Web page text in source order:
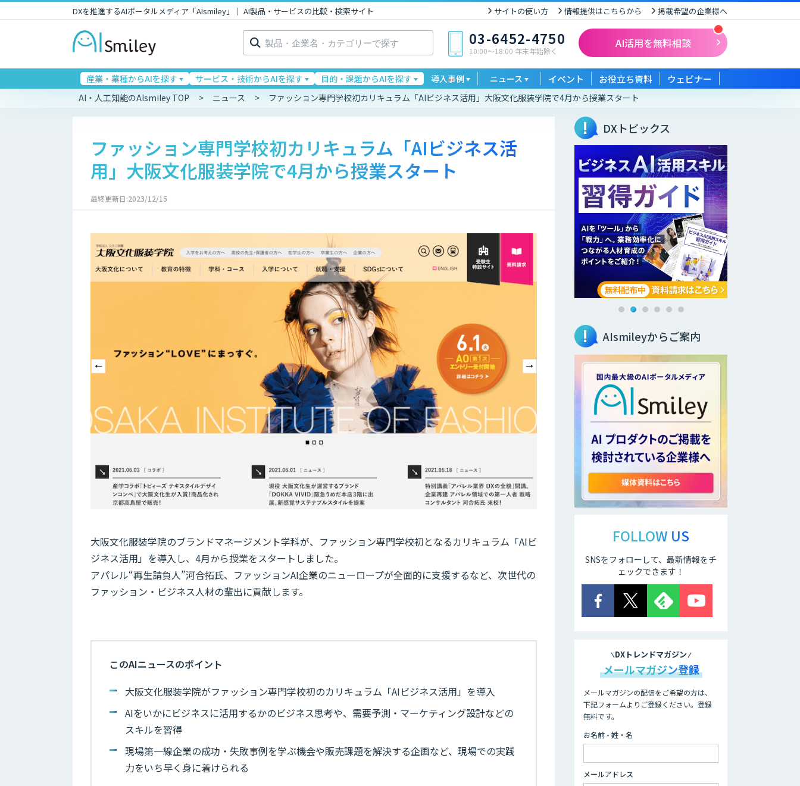
DXを推進するAIポータルメディア「AIsmiley」｜ AI製品・サービスの比較・検索サイト サイトの使い方 情報提供はこちらから 掲載希望の企業様へ
検
索: 03-6452-4750
10:00〜18:00 年末年始除く
AI活用を無料相談
産業・業種からAIを探す サービス・技術からAIを探す 目的・課題からAIを探す 導入事例 ニュース イベント お役立ち資料 ウェビナー
AI・人工知能のAIsmiley TOP ニュース ファッション専門学校初カリキュラム「AIビジネス活用」大阪文化服装学院で4月から授業スタート
ファッション専門学校初カリキュラム「AIビジネス活
用」大阪文化服装学院で4月から授業スタート
最終更新日:2023/12/15
大阪文化服装学院のブランドマネージメント学科が、ファッション専門学校初となるカリキュラム「AIビ
ジネス活用」を導入し、4月から授業をスタートしました。
アパレル“再生請負人”河合拓氏、ファッションAI企業のニューロープが全面的に支援するなど、次世代の
ファッション・ビジネス人材の輩出に貢献します。
このAIニュースのポイント
大阪文化服装学院がファッション専門学校初のカリキュラム「AIビジネス活用」を導入
AIをいかにビジネスに活用するかのビジネス思考や、需要予測・マーケティング設計などの
スキルを習得
現場第一線企業の成功・失敗事例を学ぶ機会や販売課題を解決する企画など、現場での実践
力をいち早く身に着けられる
DXトピックス
AIsmileyからご案内
FOLLOW US
SNSをフォローして、最新情報をチ
ェックできます！
DXトレンドマガジン
メールマガジン登録
メールマガジンの配信をご希望の方は、
下記フォームよりご登録ください。登録
無料です。
お名前 - 姓・名
メールアドレス